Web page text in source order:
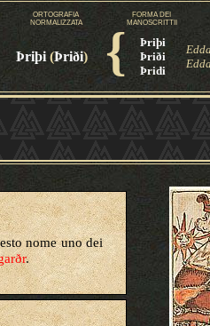
ORTOGRAFIA
NORMALIZZATA
{
FORMA DEI
MANOSCRITTII
Þriþi (Þriði)
Þriþi
Þriði
Þridi
nome uno dei
.